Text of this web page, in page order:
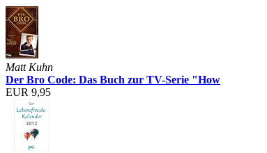
Matt Kuhn
Der Bro Code: Das Buch zur TV-Serie "How
EUR 9,95